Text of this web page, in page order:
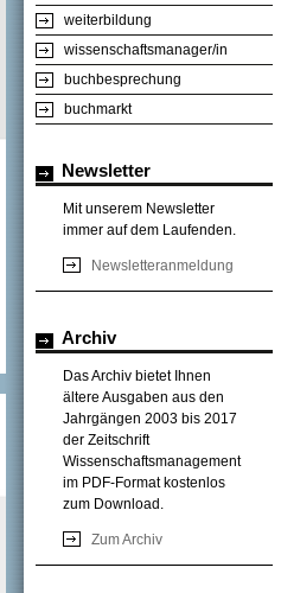
weiterbildung
wissenschaftsmanager/in
buchbesprechung
buchmarkt
Newsletter
Mit unserem Newsletter
immer auf dem Laufenden.
Newsletteranmeldung
Archiv
Das Archiv bietet Ihnen
ältere Ausgaben aus den
Jahrgängen 2003 bis 2017
der Zeitschrift
Wissenschaftsmanagement
im PDF-Format kostenlos
zum Download.
Zum Archiv